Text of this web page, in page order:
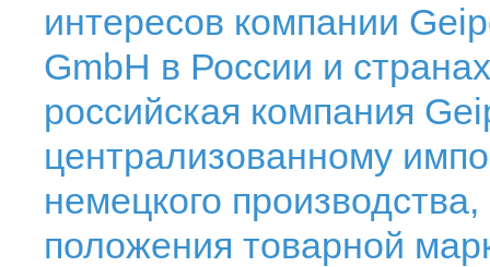
интересов компании
GmbH в России и
российская компания
централизованному
немецкого
положения товарной